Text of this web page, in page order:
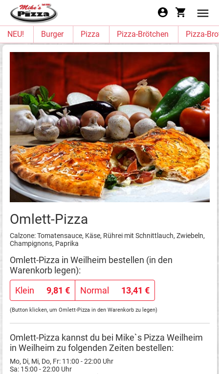
NEU! Burger Pizza Pizza-Brötchen Pizza-
Omlett-Pizza
Calzone: Tomatensauce, Käse, Rührei mit Schnittlauch, Zwiebeln,
Champignons, Paprika
Omlett-Pizza in Weilheim bestellen (in den
Warenkorb legen):
Klein
9,81 € Normal 13,41 €
(Button klicken, um Omlett-Pizza in den Warenkorb zu legen)
Omlett-Pizza kannst du bei Mike`s Pizza Weilheim
in Weilheim zu folgenden Zeiten bestellen:
Mo, Di, Mi, Do, Fr: 11:00 - 22:00 Uhr
Sa: 15:00 - 22:00 Uhr